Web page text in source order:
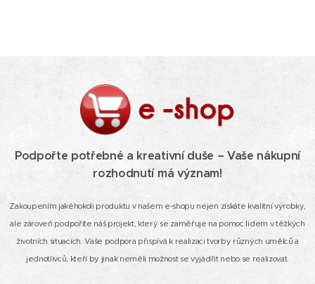
Podpořte potřebné a kreativní duše – Vaše nákupní
rozhodnutí má význam!
Zakoupením jakéhokoli produktu v našem e-shopu nejen získáte kvalitní výrobky,
ale zároveň podpoříte náš projekt, který se zaměřuje na pomoc lidem v těžkých
životních situacích. Vaše podpora přispívá k realizaci tvorby různých umělců a
jednotlivců, kteří by jinak neměli možnost se vyjádřit nebo se realizovat.